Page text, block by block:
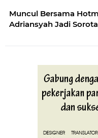
Muncul Bersama
Adriansyah Jadi